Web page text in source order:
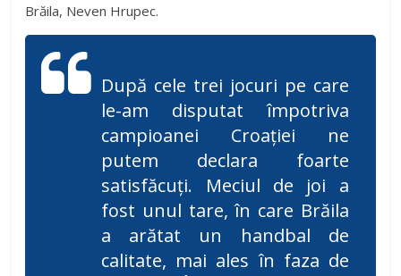
Brăila, Neven Hrupec.
După cele trei jocuri pe care
le-am disputat împotriva
campioanei Croației ne
putem declara foarte
satisfăcuți. Meciul de joi a
fost unul tare, în care Brăila
a arătat un handbal de
calitate, mai ales în faza de